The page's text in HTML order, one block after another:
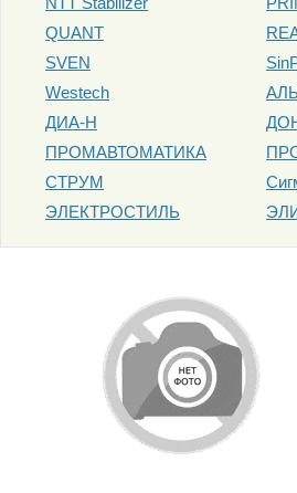
QUANT
SVEN
Westech
ДИА-Н
ПРОМАВТОМАТИКА
СТРУМ
ЭЛЕКТРОСТИЛЬ